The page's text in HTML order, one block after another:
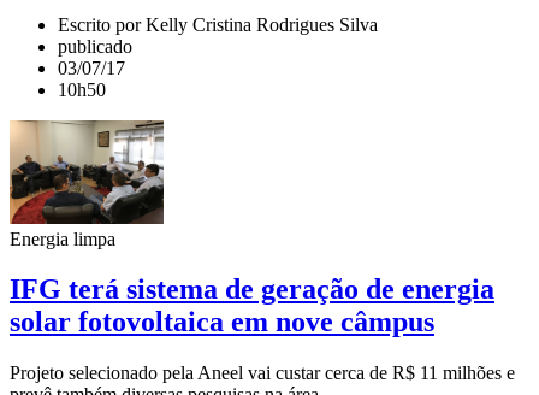
Escrito por Kelly Cristina Rodrigues Silva
publicado
03/07/17
10h50
Energia limpa
IFG terá sistema de geração de energia
solar fotovoltaica em nove câmpus
Projeto selecionado pela Aneel vai custar cerca de R$ 11 milhões e